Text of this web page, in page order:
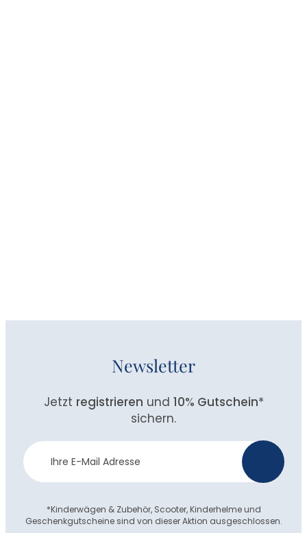
Newsletter
Jetzt registrieren und 10% Gutschein*
sichern.
Newsletter
Anmeldung
*Kinderwägen & Zubehör, Scooter, Kinderhelme und
Geschenkgutscheine sind von dieser Aktion ausgeschlossen.